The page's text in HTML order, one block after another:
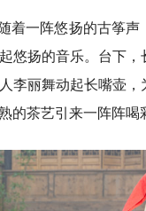
一阵悠扬的古筝声
悠扬的音乐。台下，
李丽舞动起长嘴壶，
的茶艺引来一阵阵喝